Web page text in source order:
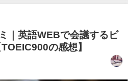
｜英語WEBで会議するビ
の感想】